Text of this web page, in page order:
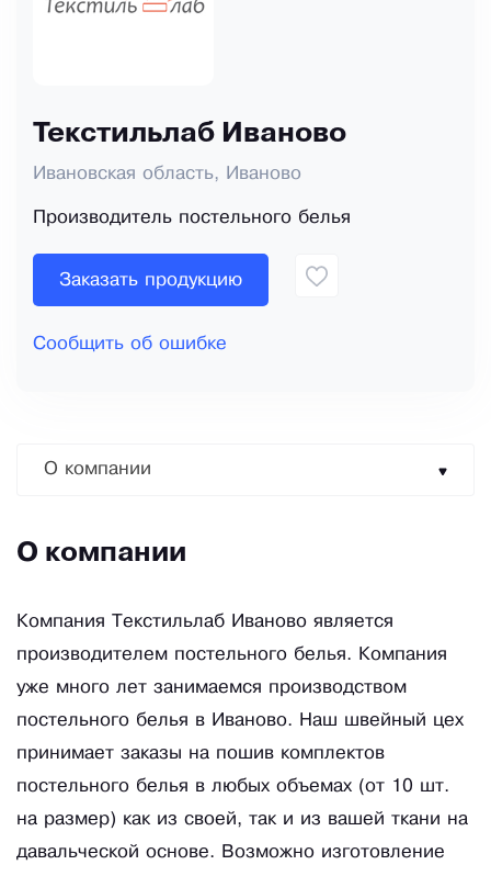
Текстильлаб Иваново
Ивановская область, Иваново
Производитель постельного белья
Заказать продукцию
Сообщить об ошибке
О компании
О компании
Компания Текстильлаб Иваново является
производителем постельного белья. Компания
уже много лет занимаемся производством
постельного белья в Иваново. Наш швейный цех
принимает заказы на пошив комплектов
постельного белья в любых объемах (от 10 шт.
на размер) как из своей, так и из вашей ткани на
давальческой основе. Возможно изготовление